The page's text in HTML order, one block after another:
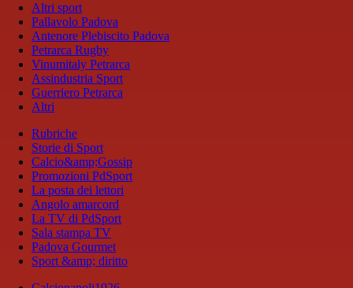
Altri sport
Pallavolo Padova
Antenore Plebiscito Padova
Petrarca Rugby
Vinumitaly Petrarca
Assindustria Sport
Guerriero Petrarca
Altri
Rubriche
Storie di Sport
Calcio&amp;Gossip
Promozioni PdSport
La posta dei lettori
Angolo amarcord
La TV di PdSport
Sala stampa TV
Padova Gourmet
Sport &amp; diritto